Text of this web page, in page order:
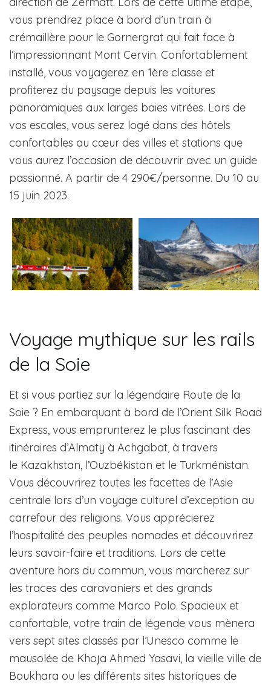
vous prendrez place à bord d’un train à
crémaillère pour le Gornergrat qui fait face à
l’impressionnant Mont Cervin. Confortablement
installé, vous voyagerez en 1ère classe et
profiterez du paysage depuis les voitures
panoramiques aux larges baies vitrées. Lors de
vos escales, vous serez logé dans des hôtels
confortables au cœur des villes et stations que
vous aurez l’occasion de découvrir avec un guide
passionné. A partir de 4 290€/personne. Du 10 au
15 juin 2023.
Voyage mythique sur les rails
de la Soie
Et si vous partiez sur la légendaire Route de la
Soie ? En embarquant à bord de l’Orient Silk Road
Express, vous emprunterez le plus fascinant des
itinéraires d’Almaty à Achgabat, à travers
le Kazakhstan, l’Ouzbékistan et le Turkménistan.
Vous découvrirez toutes les facettes de l’Asie
centrale lors d’un voyage culturel d’exception au
carrefour des religions. Vous apprécierez
l’hospitalité des peuples nomades et découvrirez
leurs savoir-faire et traditions. Lors de cette
aventure hors du commun, vous marcherez sur
les traces des caravaniers et des grands
explorateurs comme Marco Polo. Spacieux et
confortable, votre train de légende vous mènera
vers sept sites classés par l’Unesco comme le
mausolée de Khoja Ahmed Yasavi, la vieille ville de
Boukhara ou les différents sites historiques de